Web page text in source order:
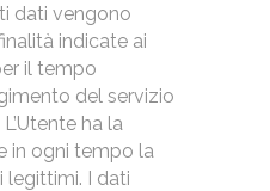
dati vengono
indicate ai
il tempo
del servizio
ha la
in ogni tempo la
legittimi. I dati